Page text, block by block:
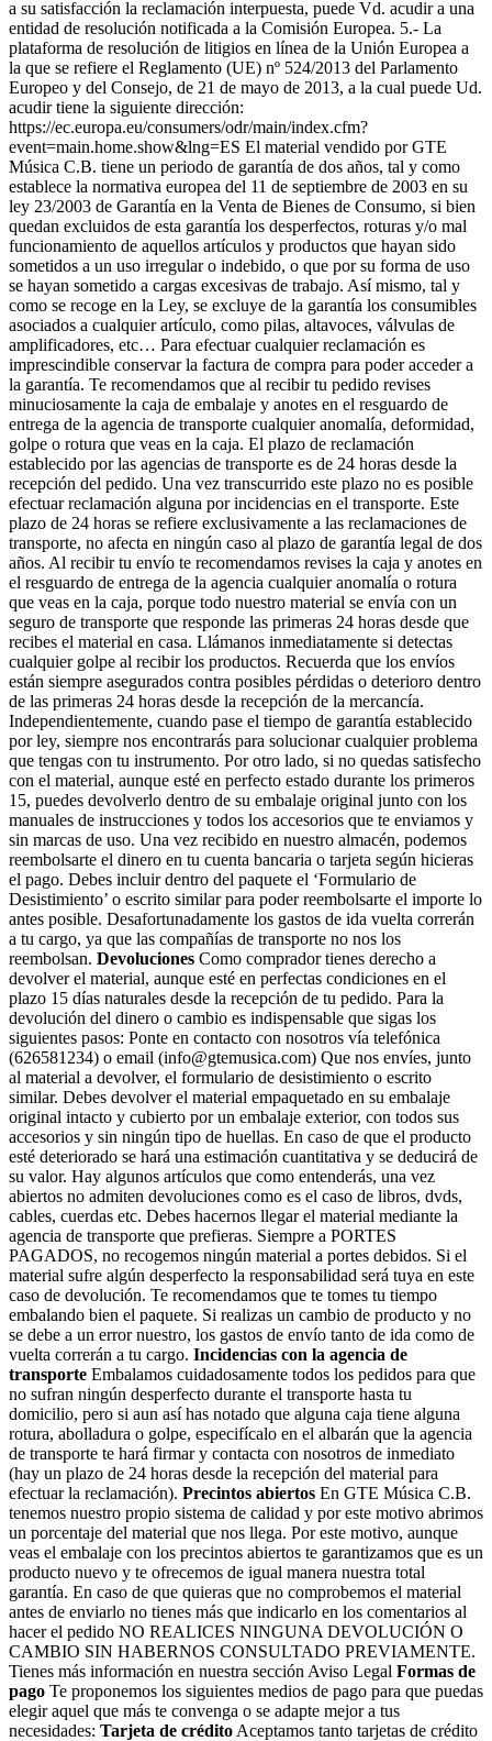
a su satisfacción la reclamación interpuesta, puede Vd. acudir a una
entidad de resolución notificada a la Comisión Europea. 5.- La
plataforma de resolución de litigios en línea de la Unión Europea a
la que se refiere el Reglamento (UE) nº 524/2013 del Parlamento
Europeo y del Consejo, de 21 de mayo de 2013, a la cual puede Ud.
acudir tiene la siguiente dirección:
https://ec.europa.eu/consumers/odr/main/index.cfm?
event=main.home.show&lng=ES El material vendido por GTE
Música C.B. tiene un periodo de garantía de dos años, tal y como
establece la normativa europea del 11 de septiembre de 2003 en su
ley 23/2003 de Garantía en la Venta de Bienes de Consumo, si bien
quedan excluidos de esta garantía los desperfectos, roturas y/o mal
funcionamiento de aquellos artículos y productos que hayan sido
sometidos a un uso irregular o indebido, o que por su forma de uso
se hayan sometido a cargas excesivas de trabajo. Así mismo, tal y
como se recoge en la Ley, se excluye de la garantía los consumibles
asociados a cualquier artículo, como pilas, altavoces, válvulas de
amplificadores, etc… Para efectuar cualquier reclamación es
imprescindible conservar la factura de compra para poder acceder a
la garantía. Te recomendamos que al recibir tu pedido revises
minuciosamente la caja de embalaje y anotes en el resguardo de
entrega de la agencia de transporte cualquier anomalía, deformidad,
golpe o rotura que veas en la caja. El plazo de reclamación
establecido por las agencias de transporte es de 24 horas desde la
recepción del pedido. Una vez transcurrido este plazo no es posible
efectuar reclamación alguna por incidencias en el transporte. Este
plazo de 24 horas se refiere exclusivamente a las reclamaciones de
transporte, no afecta en ningún caso al plazo de garantía legal de dos
años. Al recibir tu envío te recomendamos revises la caja y anotes en
el resguardo de entrega de la agencia cualquier anomalía o rotura
que veas en la caja, porque todo nuestro material se envía con un
seguro de transporte que responde las primeras 24 horas desde que
recibes el material en casa. Llámanos inmediatamente si detectas
cualquier golpe al recibir los productos. Recuerda que los envíos
están siempre asegurados contra posibles pérdidas o deterioro dentro
de las primeras 24 horas desde la recepción de la mercancía.
Independientemente, cuando pase el tiempo de garantía establecido
por ley, siempre nos encontrarás para solucionar cualquier problema
que tengas con tu instrumento. Por otro lado, si no quedas satisfecho
con el material, aunque esté en perfecto estado durante los primeros
15, puedes devolverlo dentro de su embalaje original junto con los
manuales de instrucciones y todos los accesorios que te enviamos y
sin marcas de uso. Una vez recibido en nuestro almacén, podemos
reembolsarte el dinero en tu cuenta bancaria o tarjeta según hicieras
el pago. Debes incluir dentro del paquete el ‘Formulario de
Desistimiento’ o escrito similar para poder reembolsarte el importe lo
antes posible. Desafortunadamente los gastos de ida vuelta correrán
a tu cargo, ya que las compañías de transporte no nos los
reembolsan. Devoluciones Como comprador tienes derecho a
devolver el material, aunque esté en perfectas condiciones en el
plazo 15 días naturales desde la recepción de tu pedido. Para la
devolución del dinero o cambio es indispensable que sigas los
siguientes pasos: Ponte en contacto con nosotros vía telefónica
(626581234) o email (info@gtemusica.com) Que nos envíes, junto
al material a devolver, el formulario de desistimiento o escrito
similar. Debes devolver el material empaquetado en su embalaje
original intacto y cubierto por un embalaje exterior, con todos sus
accesorios y sin ningún tipo de huellas. En caso de que el producto
esté deteriorado se hará una estimación cuantitativa y se deducirá de
su valor. Hay algunos artículos que como entenderás, una vez
abiertos no admiten devoluciones como es el caso de libros, dvds,
cables, cuerdas etc. Debes hacernos llegar el material mediante la
agencia de transporte que prefieras. Siempre a PORTES
PAGADOS, no recogemos ningún material a portes debidos. Si el
material sufre algún desperfecto la responsabilidad será tuya en este
caso de devolución. Te recomendamos que te tomes tu tiempo
embalando bien el paquete. Si realizas un cambio de producto y no
se debe a un error nuestro, los gastos de envío tanto de ida como de
vuelta correrán a tu cargo. Incidencias con la agencia de
transporte Embalamos cuidadosamente todos los pedidos para que
no sufran ningún desperfecto durante el transporte hasta tu
domicilio, pero si aun así has notado que alguna caja tiene alguna
rotura, abolladura o golpe, especifícalo en el albarán que la agencia
de transporte te hará firmar y contacta con nosotros de inmediato
(hay un plazo de 24 horas desde la recepción del material para
efectuar la reclamación). Precintos abiertos En GTE Música C.B.
tenemos nuestro propio sistema de calidad y por este motivo abrimos
un porcentaje del material que nos llega. Por este motivo, aunque
veas el embalaje con los precintos abiertos te garantizamos que es un
producto nuevo y te ofrecemos de igual manera nuestra total
garantía. En caso de que quieras que no comprobemos el material
antes de enviarlo no tienes más que indicarlo en los comentarios al
hacer el pedido NO REALICES NINGUNA DEVOLUCIÓN O
CAMBIO SIN HABERNOS CONSULTADO PREVIAMENTE.
Tienes más información en nuestra sección Aviso Legal Formas de
pago Te proponemos los siguientes medios de pago para que puedas
elegir aquel que más te convenga o se adapte mejor a tus
necesidades: Tarjeta de crédito Aceptamos tanto tarjetas de crédito